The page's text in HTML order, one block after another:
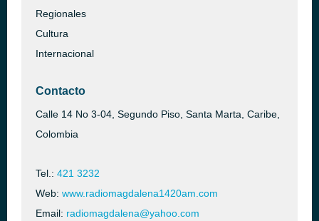
Regionales
Cultura
Internacional
Contacto
Calle 14 No 3-04, Segundo Piso, Santa Marta, Caribe,
Colombia
Tel.: 421 3232
Web: www.radiomagdalena1420am.com
Email: radiomagdalena@yahoo.com